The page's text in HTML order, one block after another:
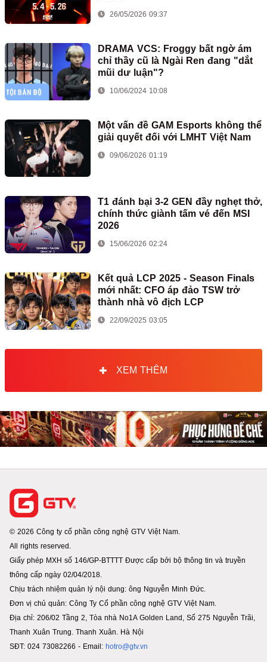
26/05/2026 09:37
DRAMA VCS: Froggy bất ngờ ám
chỉ thầy cũ là Ngài Ren đang "dắt
mũi dư luận"?
10/06/2024 10:08
Một vấn đề GAM Esports không thể
giải quyết đối với LMHT Việt Nam
09/06/2026 01:19
T1 đánh bại 3-2 GEN đầy nghẹt thở,
chính thức giành tấm vé đến MSI
2026
15/06/2026 02:24
Kết quả LCP 2025 - Season Finals
mới nhất: CFO áp đảo TSW trở
thành nhà vô địch LCP
22/09/2025 03:05
XEM THÊM
© 2026 Công ty cổ phần công nghệ GTV Việt Nam.
All rights reserved.
Giấy phép MXH số 146/GP-BTTTT Được cấp bởi bộ thông tin và truyền
thông cấp ngày 02/04/2018.
Chịu trách nhiệm quản lý nội dung: ông Nguyễn Minh Đức.
Đơn vị chủ quản: Công Ty Cổ phần công nghệ GTV Việt Nam.
Địa chỉ: 206/02 Tầng 2, Tòa nhà No1A Golden Land, Số 275 Nguyễn Trãi,
Thanh Xuân Trung. Thanh Xuân. Hà Nội
SĐT: 024 73082266 - Email: hotro@gtv.vn